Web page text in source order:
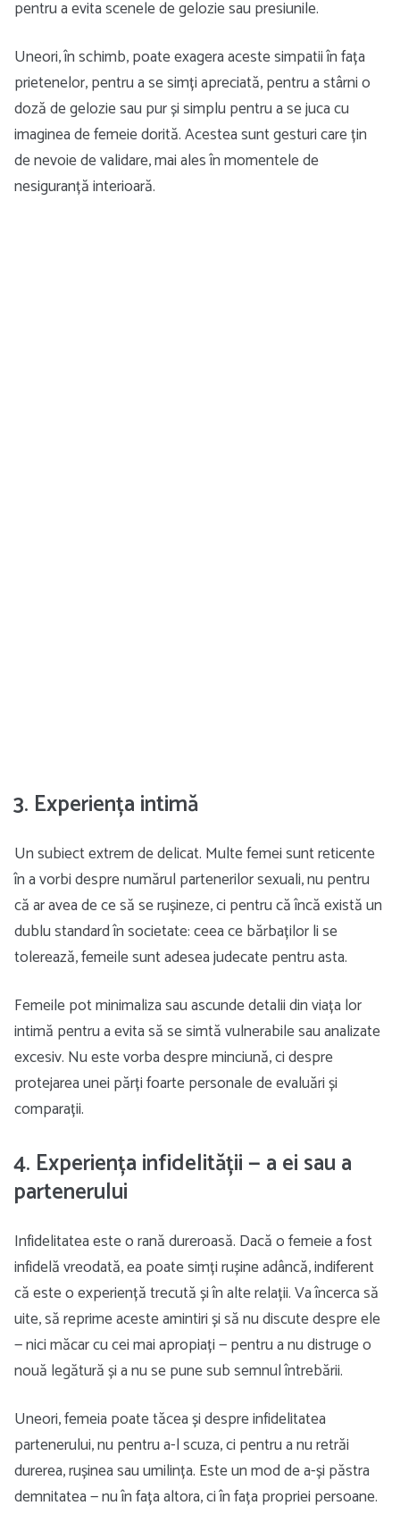
pentru a evita scenele de gelozie sau presiunile.
Uneori, în schimb, poate exagera aceste simpatii în fața
prietenelor, pentru a se simți apreciată, pentru a stârni o
doză de gelozie sau pur și simplu pentru a se juca cu
imaginea de femeie dorită. Acestea sunt gesturi care țin
de nevoie de validare, mai ales în momentele de
nesiguranță interioară.
3. Experiența intimă
Un subiect extrem de delicat. Multe femei sunt reticente
în a vorbi despre numărul partenerilor sexuali, nu pentru
că ar avea de ce să se rușineze, ci pentru că încă există un
dublu standard în societate: ceea ce bărbaților li se
tolerează, femeile sunt adesea judecate pentru asta.
Femeile pot minimaliza sau ascunde detalii din viața lor
intimă pentru a evita să se simtă vulnerabile sau analizate
excesiv. Nu este vorba despre minciună, ci despre
protejarea unei părți foarte personale de evaluări și
comparații.
4. Experiența infidelității — a ei sau a
partenerului
Infidelitatea este o rană dureroasă. Dacă o femeie a fost
infidelă vreodată, ea poate simți rușine adâncă, indiferent
că este o experiență trecută și în alte relații. Va încerca să
uite, să reprime aceste amintiri și să nu discute despre ele
— nici măcar cu cei mai apropiați — pentru a nu distruge o
nouă legătură și a nu se pune sub semnul întrebării.
Uneori, femeia poate tăcea și despre infidelitatea
partenerului, nu pentru a-l scuza, ci pentru a nu retrăi
durerea, rușinea sau umilința. Este un mod de a-și păstra
demnitatea — nu în fața altora, ci în fața propriei persoane.